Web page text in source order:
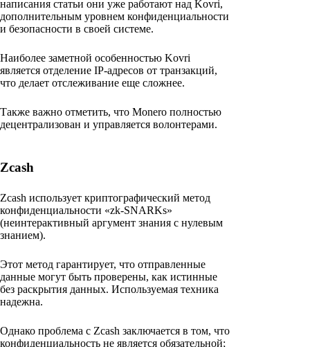
написания статьи они уже работают над Kovri,
дополнительным уровнем конфиденциальности
и безопасности в своей системе.
Наиболее заметной особенностью Kovri
является отделение IP-адресов от транзакций,
что делает отслеживание еще сложнее.
Также важно отметить, что Monero полностью
децентрализован и управляется волонтерами.
Zcash
Zcash использует криптографический метод
конфиденциальности «zk-SNARKs»
(неинтерактивный аргумент знания с нулевым
знанием).
Этот метод гарантирует, что отправленные
данные могут быть проверены, как истинные
без раскрытия данных. Используемая техника
надежна.
Однако проблема с Zcash заключается в том, что
конфиденциальность не является обязательной;